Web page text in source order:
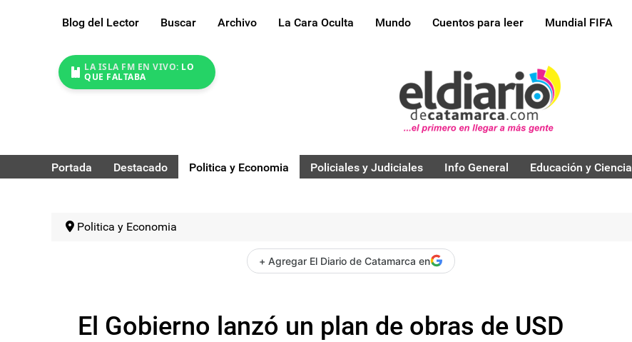
Blog del Lector Buscar Archivo La Cara Oculta Mundo Cuentos para leer Mundial FIFA
LA ISLA FM EN VIVO: LO
QUE FALTABA
Portada Destacado Politica y Economia Policiales y Judiciales Info General Educación y Ciencia
Politica y Economia
+ Agregar El Diario de Catamarca en
El Gobierno lanzó un plan de obras de USD